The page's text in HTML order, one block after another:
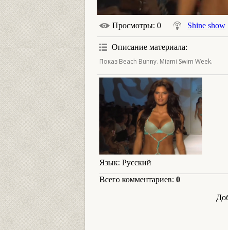
Просмотры: 0 Shine show
Описание материала:
Показ Beach Bunny. Miami Swim Week.
Язык: Русский
Всего комментариев: 0